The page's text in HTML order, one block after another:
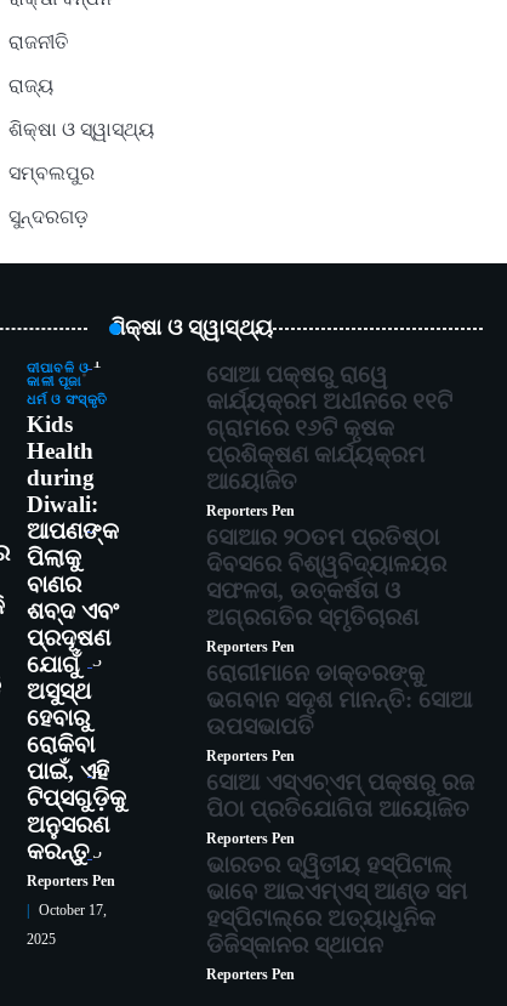
ରାଜନୀତି
ରାଜ୍ୟ
ଶିକ୍ଷା ଓ ସ୍ୱାସ୍ଥ୍ୟ
ସମ୍ବଲପୁର
ସୁନ୍ଦରଗଡ଼
ଦୀପାବଳି ଓ
କାଳୀ ପୂଜା
ଧର୍ମ ଓ ସଂସ୍କୃତି
Kids
Health
during
Diwali:
ଆପଣଙ୍କ
ପିଲାକୁ
ବାଣର
ଶବ୍ଦ ଏବଂ
ପ୍ରଦୂଷଣ
ଯୋଗୁଁ
ଅସୁସ୍ଥ
ହେବାରୁ
ରୋକିବା
ପାଇଁ, ଏହି
ଟିପ୍ସଗୁଡ଼ିକୁ
ଅନୁସରଣ
କରନ୍ତୁ
Reporters Pen
October 17,
2025
ଶିକ୍ଷା ଓ ସ୍ୱାସ୍ଥ୍ୟ
1
ସୋଆ ପକ୍ଷରୁ ରାୱେ
କାର୍ଯ୍ୟକ୍ରମ ଅଧୀନରେ ୧୧ଟି
ଗ୍ରାମରେ ୧୬ଟି କୃଷକ
ପ୍ରଶିକ୍ଷଣ କାର୍ଯ୍ୟକ୍ରମ
ଆୟୋଜିତ
Reporters Pen
2
ସୋଆର ୨୦ତମ ପ୍ରତିଷ୍ଠା
ଦିବସରେ ବିଶ୍ୱବିଦ୍ୟାଳୟର
ସଫଳତା, ଉତ୍କର୍ଷତା ଓ
ଅଗ୍ରଗତିର ସ୍ମୃତିଚାରଣ
Reporters Pen
3
ରୋଗୀମାନେ ଡାକ୍ତରଙ୍କୁ
ଭଗବାନ ସଦୃଶ ମାନନ୍ତି: ସୋଆ
ଉପସଭାପତି
Reporters Pen
4
ସୋଆ ଏସ୍‌ଏଚ୍‌ଏମ୍ ପକ୍ଷରୁ ରଜ
ପିଠା ପ୍ରତିଯୋଗିତା ଆୟୋଜିତ
Reporters Pen
5
ଭାରତର ଦ୍ୱିତୀୟ ହସ୍ପିଟାଲ୍
ଭାବେ ଆଇଏମ୍‌ଏସ୍ ଆଣ୍ଡ ସମ
ହସ୍ପିଟାଲ୍‌ରେ ଅତ୍ୟାଧୁନିକ
ଡିଜିସ୍କାନର ସ୍ଥାପନ
Reporters Pen